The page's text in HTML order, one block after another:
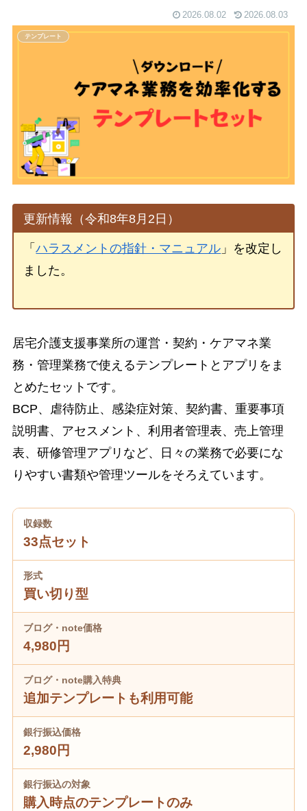
2026.08.02 2026.08.03
テンプレート
更新情報（令和8年8月2日）
「ハラスメントの指針・マニュアル 」を改定し
ました。
居宅介護支援事業所の運営・契約・ケアマネ業
務・管理業務で使えるテンプレートとアプリをま
とめたセットです。
BCP、虐待防止、感染症対策、契約書、重要事項
説明書、アセスメント、利用者管理表、売上管理
表、研修管理アプリなど、日々の業務で必要にな
りやすい書類や管理ツールをそろえています。
収録数
33点セット
形式
買い切り型
ブログ・note価格
4,980円
ブログ・note購入特典
追加テンプレートも利用可能
銀行振込価格
2,980円
銀行振込の対象
購入時点のテンプレートのみ